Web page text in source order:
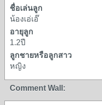
ชื่อเล่นลูก
น้องเอ่เอ๊
อายุลูก
1.2ปี
ลูกชายหรือลูกสาว
หญิง
Comment Wall: